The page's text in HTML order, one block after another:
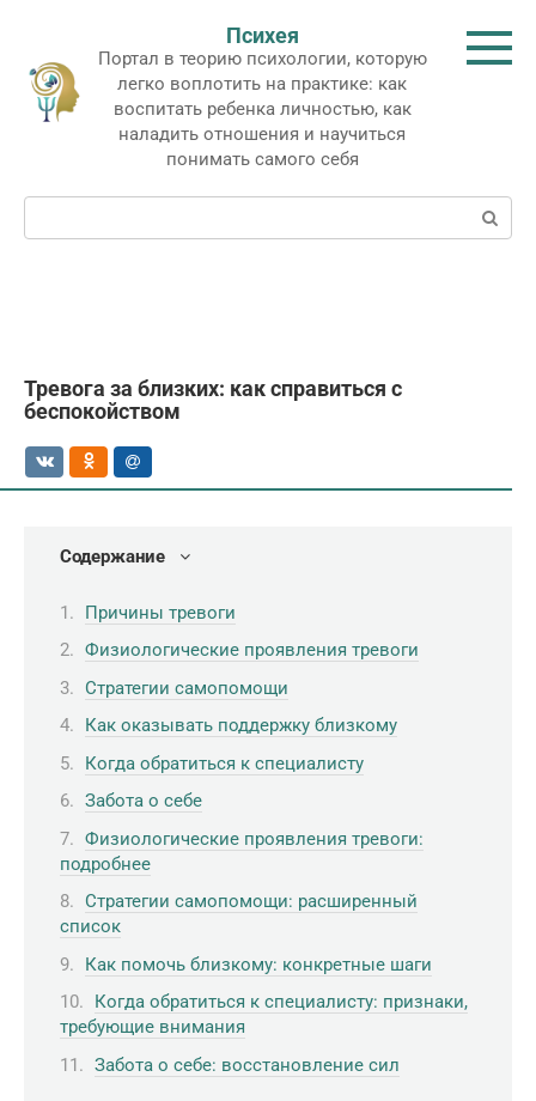
контенту
Психея
Портал в теорию психологии, которую
легко воплотить на практике: как
воспитать ребенка личностью, как
наладить отношения и научиться
понимать самого себя
Поиск:
Тревога за близких: как справиться с
беспокойством
Содержание
Причины тревоги
Физиологические проявления тревоги
Стратегии самопомощи
Как оказывать поддержку близкому
Когда обратиться к специалисту
Забота о себе
Физиологические проявления тревоги:
подробнее
Стратегии самопомощи: расширенный
список
Как помочь близкому: конкретные шаги
Когда обратиться к специалисту: признаки,
требующие внимания
Забота о себе: восстановление сил